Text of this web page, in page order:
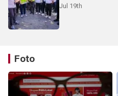
Jul 19th
Foto